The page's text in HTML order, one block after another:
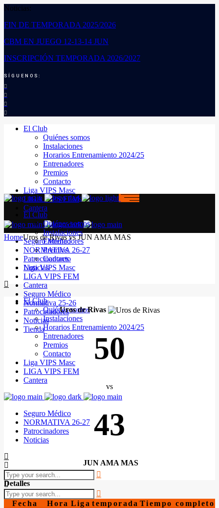
Noticias:
FIN DE TEMPORADA 2025/2026
CBM EN JUEGO 12-13-14 JUN
INSCRIPCIÓN TEMPORADA 2026/2027
SÍGUENOS:
El Club
Quiénes somos
Instalaciones
Horarios Entrenamiento 2024/25
Entrenadores
Premios
Contacto
Liga VIPS Masc
LIGA VIPS FEM
Cantera
Seguro Médico
NORMATIVA 26-27
Patrocinadores
Noticias
El Club
Quiénes somos
Instalaciones
Horarios Entrenamiento 2024/25
Entrenadores
Premios
Contacto
Liga VIPS Masc
LIGA VIPS FEM
Cantera
Seguro Médico
NORMATIVA 26-27
Patrocinadores
Noticias
El Club
Quiénes somos
Instalaciones
Entrenadores
Premios
Contacto
Liga VIPS Masc
LIGA VIPS FEM
Cantera
Seguro Médico
Normativa 25-26
Patrocinadores
Noticias
Tienda
HomeUros de Rivas vs JUN AMA MAS
Uros de Rivas
50
vs
43
JUN AMA MAS
Detalles
Fecha Hora Liga temporada Tiempo completo